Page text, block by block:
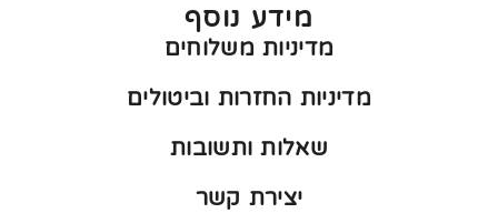
מידע נוסף
מדיניות משלוחים
מדיניות החזרות וביטולים
שאלות ותשובות
יצירת קשר